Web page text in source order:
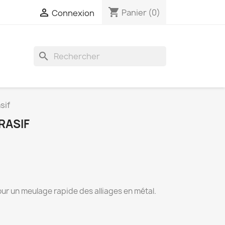
 Connexion shopping_cart Panier (0)
search
un meulage rapide des alliages en métal.